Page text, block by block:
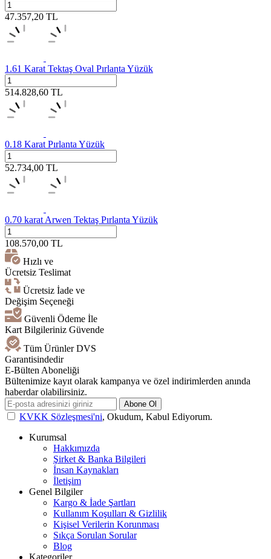
47.357,20 TL
1.61 Karat Tektaş Oval Pırlanta Yüzük
514.828,60 TL
0.18 Karat Pırlanta Yüzük
52.734,00 TL
0.70 karat Arwen Tektaş Pırlanta Yüzük
108.570,00 TL
Hızlı ve
Ücretsiz Teslimat
Ücretsiz İade ve
Değişim Seçeneği
Güvenli Ödeme İle
Kart Bilgileriniz Güvende
Tüm Ürünler DVS
Garantisindedir
E-Bülten Aboneliği
Bültenimize kayıt olarak kampanya ve özel indirimlerden anında
haberdar olabilirsiniz.
Abone Ol
KVKK Sözleşmesi'ni, Okudum, Kabul Ediyorum.
Kurumsal
Hakkımızda
Şirket & Banka Bilgileri
İnsan Kaynakları
İletişim
Genel Bilgiler
Kargo & İade Şartları
Kullanım Koşulları & Gizlilik
Kişisel Verilerin Korunması
Sıkça Sorulan Sorular
Blog
Kategoriler